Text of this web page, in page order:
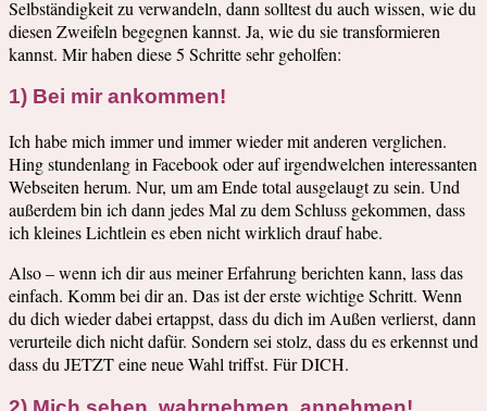
Selbständigkeit zu verwandeln, dann solltest du auch wissen, wie du
diesen Zweifeln begegnen kannst. Ja, wie du sie transformieren
kannst. Mir haben diese 5 Schritte sehr geholfen:
1) Bei mir ankommen!
Ich habe mich immer und immer wieder mit anderen verglichen.
Hing stundenlang in Facebook oder auf irgendwelchen interessanten
Webseiten herum. Nur, um am Ende total ausgelaugt zu sein. Und
außerdem bin ich dann jedes Mal zu dem Schluss gekommen, dass
ich kleines Lichtlein es eben nicht wirklich drauf habe.
Also – wenn ich dir aus meiner Erfahrung berichten kann, lass das
einfach. Komm bei dir an. Das ist der erste wichtige Schritt. Wenn
du dich wieder dabei ertappst, dass du dich im Außen verlierst, dann
verurteile dich nicht dafür. Sondern sei stolz, dass du es erkennst und
dass du JETZT eine neue Wahl triffst. Für DICH.